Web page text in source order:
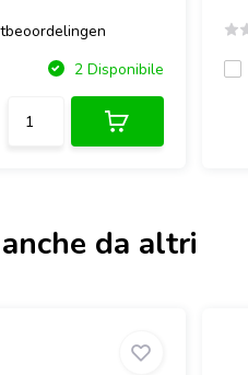
2 Disponibile
da altri